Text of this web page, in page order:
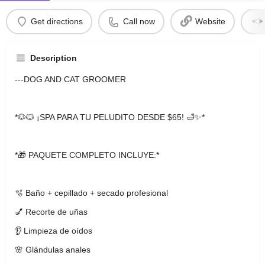
Get directions Call now Website
Description
---DOG AND CAT GROOMER
*🐶🐱 ¡SPA PARA TU PELUDITO DESDE $65! 🛁✨*
*🎁 PAQUETE COMPLETO INCLUYE:*
🫧 Baño + cepillado + secado profesional
💅 Recorte de uñas
👂 Limpieza de oídos
🌸 Glándulas anales